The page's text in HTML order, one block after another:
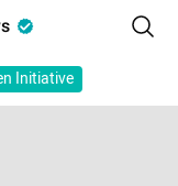
Initiative